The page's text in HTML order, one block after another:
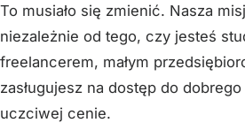
To musiało się zmienić. Nasza
niezależnie od tego, czy jesteś
freelancerem, małym
zasługujesz na dostęp do
uczciwej cenie.